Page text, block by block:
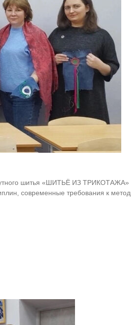
шитья «ШИТЬЁ ИЗ ТРИКОТАЖА»
современные требования к